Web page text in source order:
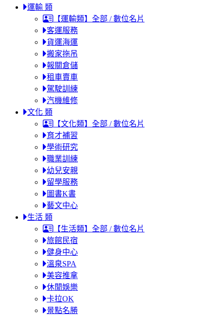
運輸 類
【運輸類】全部 / 數位名片
客運服務
貨運海運
搬家拖吊
報關倉儲
租車賣車
駕駛訓練
汽機維修
文化 類
【文化類】全部 / 數位名片
育才補習
學術研究
職業訓練
幼兒安親
留學服務
圖書K書
藝文中心
生活 類
【生活類】全部 / 數位名片
旅館民宿
健身中心
溫泉SPA
美容推拿
休閒娛樂
卡拉OK
景點名勝